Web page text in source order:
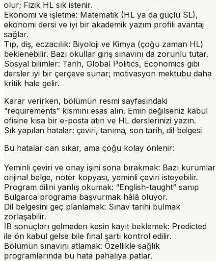
olur; Fizik HL sık istenir.
Ekonomi ve işletme: Matematik (HL ya da güçlü SL),
ekonomi dersi ve iyi bir akademik yazım profili avantaj
sağlar.
Tıp, diş, eczacılık: Biyoloji ve Kimya (çoğu zaman HL)
beklenebilir. Bazı okullar giriş sınavını da zorunlu tutar.
Sosyal bilimler: Tarih, Global Politics, Economics gibi
dersler iyi bir çerçeve sunar; motivasyon mektubu daha
kritik hale gelir.
Karar verirken, bölümün resmi sayfasındaki
“requirements” kısmını esas alın. Emin değilseniz kabul
ofisine kısa bir e-posta atın ve HL derslerinizi yazın.
Sık yapılan hatalar: çeviri, tanıma, son tarih, dil belgesi
Bu hatalar can sıkar, ama çoğu kolay önlenir:
Yeminli çeviri ve onay işini sona bırakmak: Bazı kurumlar
orijinal belge, noter kopyası, yeminli çeviri isteyebilir.
Program dilini yanlış okumak: “English-taught” sanıp
Bulgarca programa başvurmak hâlâ oluyor.
Dil belgesini geç planlamak: Sınav tarihi bulmak
zorlaşabilir.
IB sonuçları gelmeden kesin kayıt beklemek: Predicted
ile ön kabul gelse bile final şartı kontrol edilir.
Bölümün sınavını atlamak: Özellikle sağlık
programlarında bu hata pahalıya patlar.